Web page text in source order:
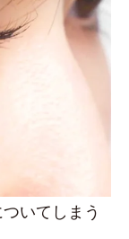
いてしまう